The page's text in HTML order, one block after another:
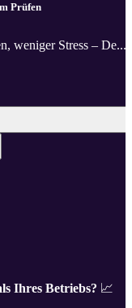
Prüfen
weniger Stress – De...
Ihres Betriebs? 📈